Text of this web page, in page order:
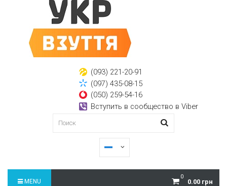
(093) 221-20-91
(097) 435-08-15
(050) 259-54-16
Вступить в сообщество в Viber
0
0.00 грн
MENU